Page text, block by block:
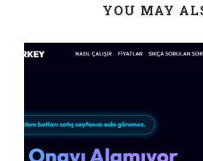
YOU MAY